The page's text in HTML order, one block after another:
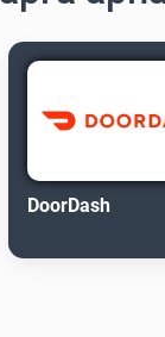
DoorDash